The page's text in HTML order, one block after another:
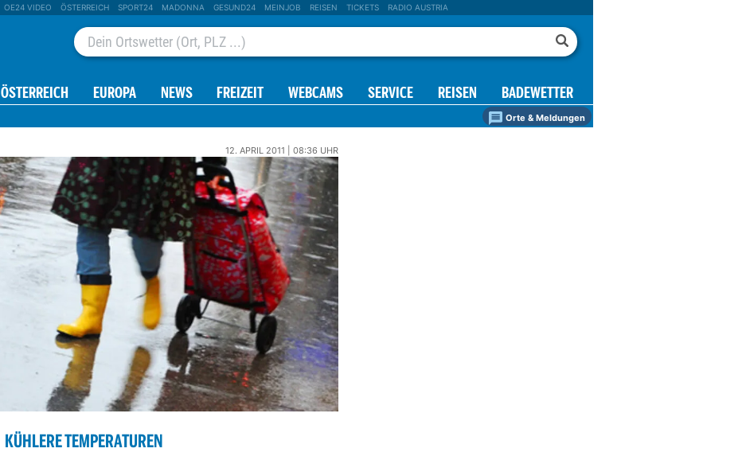
OE24 VIDEO ÖSTERREICH SPORT24 MADONNA GESUND24 MEINJOB REISEN TICKETS RADIO AUSTRIA
ÖSTERREICH EUROPA NEWS FREIZEIT WEBCAMS SERVICE REISEN BADEWETTER
Orte & Meldungen
12. APRIL 2011 | 08:36 UHR
KÜHLERE TEMPERATUREN